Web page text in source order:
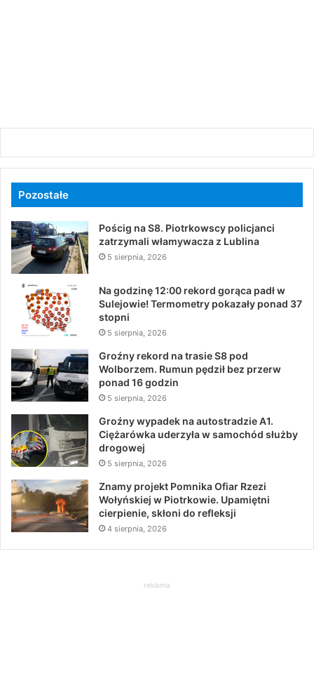
Pozostałe
Pościg na S8. Piotrkowscy policjanci
zatrzymali włamywacza z Lublina
5 sierpnia, 2026
Na godzinę 12:00 rekord gorąca padł w
Sulejowie! Termometry pokazały ponad 37
stopni
5 sierpnia, 2026
Groźny rekord na trasie S8 pod
Wolborzem. Rumun pędził bez przerw
ponad 16 godzin
5 sierpnia, 2026
Groźny wypadek na autostradzie A1.
Ciężarówka uderzyła w samochód służby
drogowej
5 sierpnia, 2026
Znamy projekt Pomnika Ofiar Rzezi
Wołyńskiej w Piotrkowie. Upamiętni
cierpienie, skłoni do refleksji
4 sierpnia, 2026
reklama